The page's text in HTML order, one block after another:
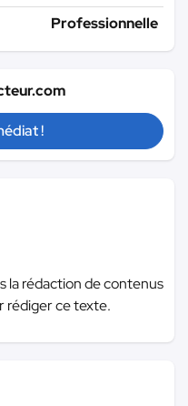
Professionnelle
!
la rédaction de contenus
rédiger ce texte.